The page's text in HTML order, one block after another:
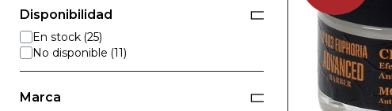
Disponibilidad
En stock
No disponible
Marca